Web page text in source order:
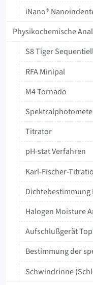
iNano®
Physikochemische
S8 Tiger
RFA Minipal
M4 Tornado
Titrator
pH-stat Verfahren
Karl-Fischer-
Dichtebestimmung
Halogen Moisture
Aufschlußgerät
Bestimmung der
Schwindrinne